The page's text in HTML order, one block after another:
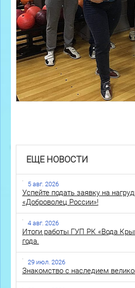
ЕЩЕ НОВОСТИ
5 авг. 2026
Успейте подать заявку на
«Доброволец России»!
4 авг. 2026
Итоги работы ГУП РК «Вода
года.
29 июл. 2026
Знакомство с наследием